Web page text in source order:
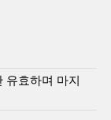
유효하며 마지